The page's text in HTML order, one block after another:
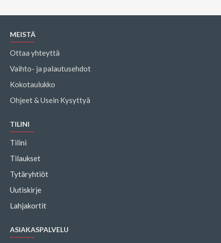
MEISTÄ
Ottaa yhteyttä
Vaihto- ja palautusehdot
Kokotaulukko
Ohjeet & Usein Kysyttyä
TILINI
Tilini
Tilaukset
Tytäryhtiöt
Uutiskirje
Lahjakortit
ASIAKASPALVELU